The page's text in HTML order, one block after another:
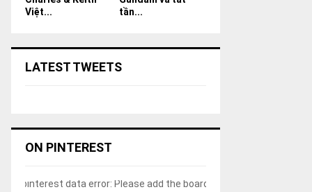
Việt...
tần...
LATEST TWEETS
ON PINTEREST
pinterest data error: Please add the board